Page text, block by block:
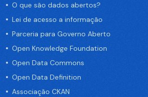
O que são dados abertos?
Lei de acesso a informação
Parceria para Governo Aberto
Open Knowledge Foundation
Open Data Commons
Open Data Definition
Associação CKAN